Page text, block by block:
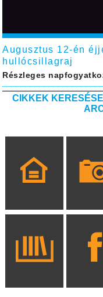
Augusztus 12-én
hullócsillagraj
Részleges
CIKKEK